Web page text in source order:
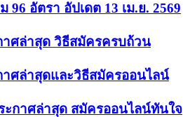
อัตรา อัปเดต 13 เม.ย. 2569
าศล่าสุด วิธีสมัครครบถ้วน
าศล่าสุดและวิธีสมัครออนไลน์
ะกาศล่าสุด สมัครออนไลน์ทันใจ